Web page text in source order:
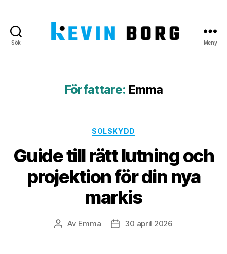
Sök Meny
Författare: Emma
Kategorier
SOLSKYDD
Guide till rätt lutning och
projektion för din nya
markis
Inläggsförfattare
Av Emma Inläggsdatum
30 april 2026